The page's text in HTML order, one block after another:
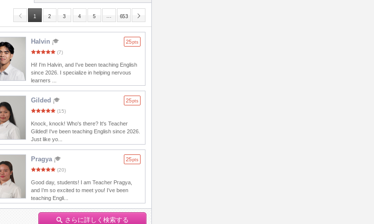
1 2 3 4 5 653
Halvin 25pts
(7)
Hi! I'm Halvin, and I've been teaching English
since 2026. I specialize in helping nervous
learners ...
Gilded 25pts
(15)
Knock, knock! Who's there? It's Teacher
Gilded! I've been teaching English since 2026.
Just like yo...
Pragya 25pts
(20)
Good day, students! I am Teacher Pragya,
and I’m so excited to meet you! I’ve been
teaching Engli...
さらに詳しく検索する